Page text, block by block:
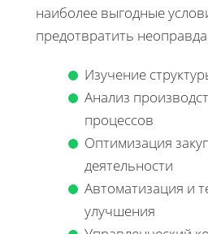
наиболее выгодные
предотвратить
Изучение
Анализ
процессов
Оптимизация
деятельности
Автоматизация и
улучшения